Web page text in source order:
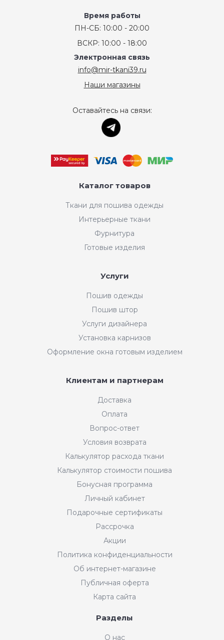
Время работы
ПН-СБ: 10:00 - 20:00
ВСКР: 10:00 - 18:00
Электронная связь
info@mir-tkani39.ru
Наши магазины
Оставайтесь на связи:
Каталог товаров
Ткани для пошива одежды
Интерьерные ткани
Фурнитура
Готовые изделия
Услуги
Пошив одежды
Пошив штор
Услуги дизайнера
Установка карнизов
Оформление окна готовым изделием
Клиентам и партнерам
Доставка
Оплата
Вопрос-ответ
Условия возврата
Калькулятор расхода ткани
Калькулятор стоимости пошива
Бонусная программа
Личный кабинет
Подарочные сертификаты
Рассрочка
Акции
Политика конфиденциальности
Об интернет-магазине
Публичная оферта
Карта сайта
Разделы
О нас